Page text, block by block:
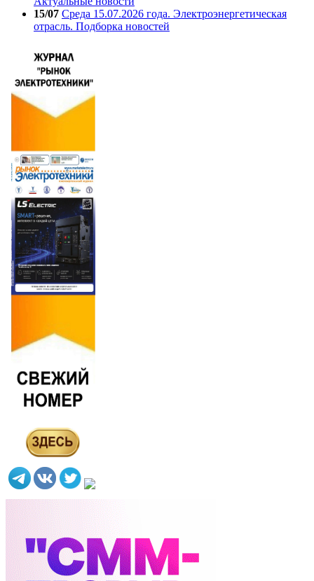
15/07 Среда 15.07.2026 года. Электроэнергетическая
отрасль. Подборка новостей